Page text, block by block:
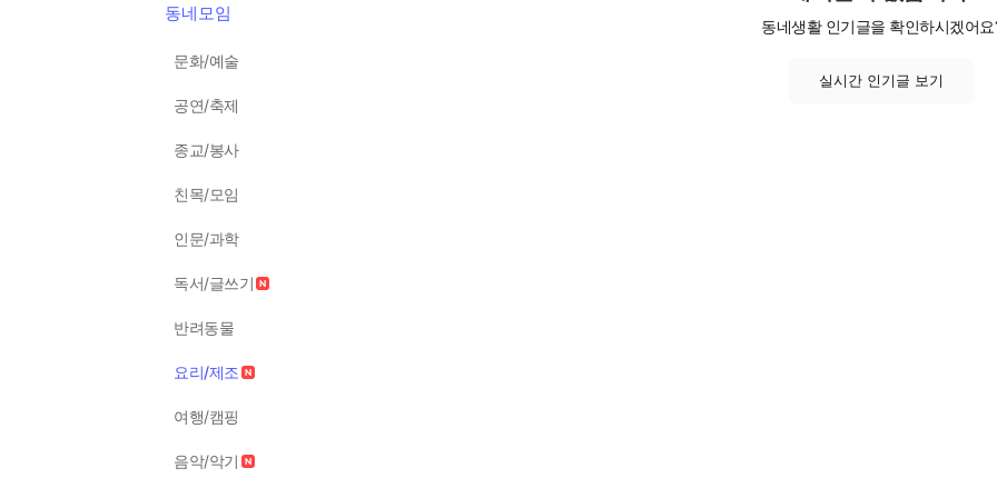
동네모임
문화/예술
공연/축제
종교/봉사
친목/모임
인문/과학
독서/글쓰기
반려동물
요리/제조
여행/캠핑
음악/악기
동네생활 인기글을 확인하시겠어요
실시간 인기글 보기